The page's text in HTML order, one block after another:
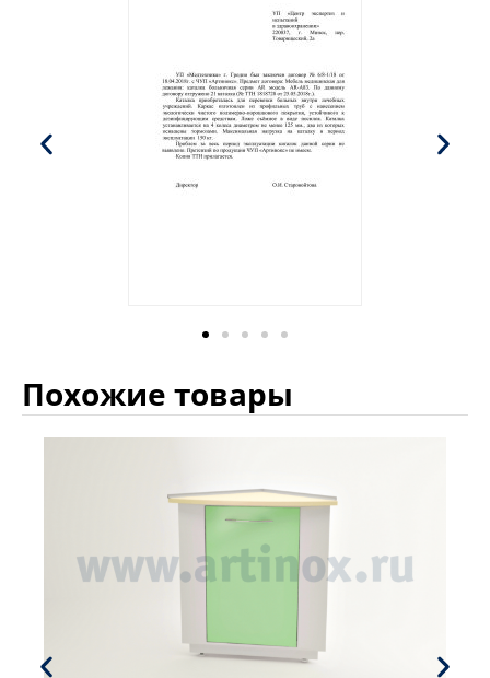
Похожие товары